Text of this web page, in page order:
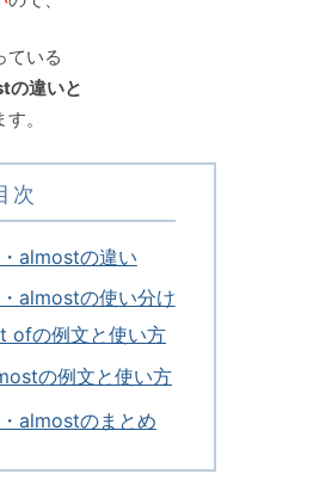
ている
違いと
。
次
almostの違い
almostの使い分け
ofの例文と使い方
の例文と使い方
almostのまとめ